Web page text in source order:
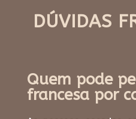
DÚVIDAS
Quem pode
francesa por